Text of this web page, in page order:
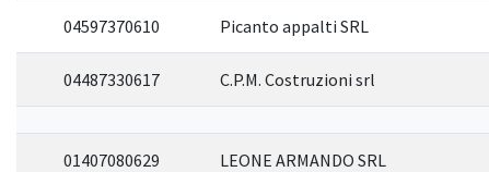
04597370610 Picanto appalti SRL
04487330617 C.P.M. Costruzioni srl
01407080629 LEONE ARMANDO SRL